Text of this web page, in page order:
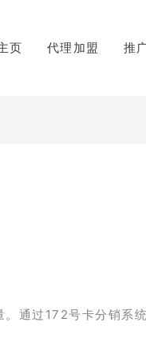
页 代理加盟 推
通过172号卡分销系